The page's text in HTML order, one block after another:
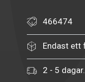
466474
Endast ett
2 - 5